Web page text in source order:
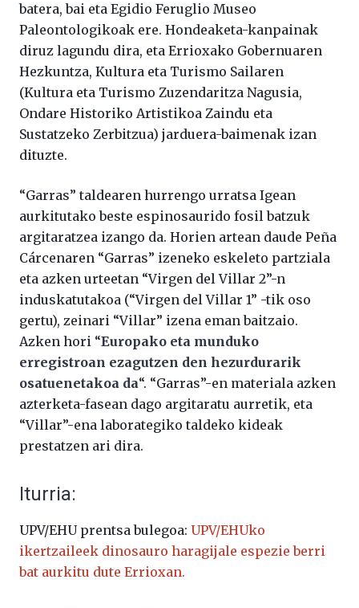
batera, bai eta Egidio Feruglio Museo
Paleontologikoak ere. Hondeaketa-kanpainak
diruz lagundu dira, eta Errioxako Gobernuaren
Hezkuntza, Kultura eta Turismo Sailaren
(Kultura eta Turismo Zuzendaritza Nagusia,
Ondare Historiko Artistikoa Zaindu eta
Sustatzeko Zerbitzua) jarduera-baimenak izan
dituzte.
“Garras” taldearen hurrengo urratsa Igean
aurkitutako beste espinosaurido fosil batzuk
argitaratzea izango da. Horien artean daude Peña
Cárcenaren “Garras” izeneko eskeleto partziala
eta azken urteetan “Virgen del Villar 2”-n
induskatutakoa (“Virgen del Villar 1” -tik oso
gertu), zeinari “Villar” izena eman baitzaio.
Azken hori “Europako eta munduko
erregistroan ezagutzen den hezurdurarik
osatuenetakoa da“. “Garras”-en materiala azken
azterketa-fasean dago argitaratu aurretik, eta
“Villar”-ena laborategiko taldeko kideak
prestatzen ari dira.
Iturria:
UPV/EHU prentsa bulegoa: UPV/EHUko
ikertzaileek dinosauro haragijale espezie berri
bat aurkitu dute Errioxan.